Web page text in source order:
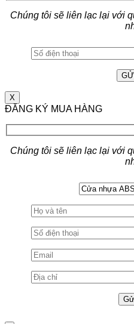
Chúng tôi sẽ liên lạc lại với
X
ĐĂNG KÝ MUA HÀNG
Chúng tôi sẽ liên lạc lại với